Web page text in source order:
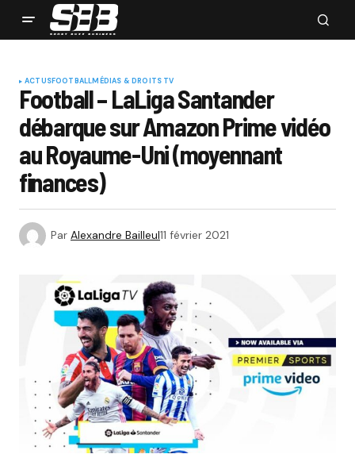
ACTUSFOOTBALLMÉDIAS & DROITS TV
Football – LaLiga Santander
débarque sur Amazon Prime vidéo
au Royaume-Uni (moyennant
finances)
Par Alexandre Bailleul11 février 2021